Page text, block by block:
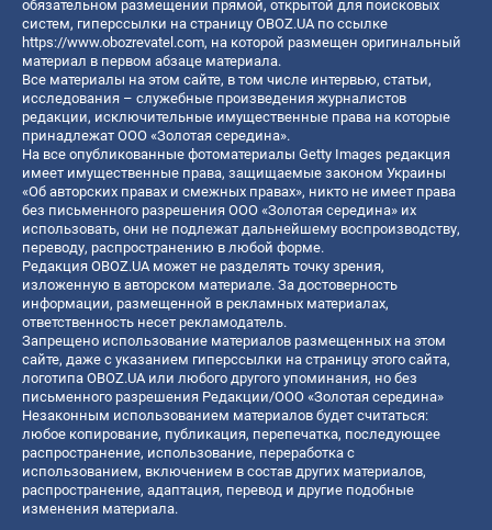
обязательном размещении прямой, открытой для поисковых
систем, гиперссылки на страницу OBOZ.UA по ссылке
https://www.obozrevatel.com, на которой размещен оригинальный
материал в первом абзаце материала.
Все материалы на этом сайте, в том числе интервью, статьи,
исследования – служебные произведения журналистов
редакции, исключительные имущественные права на которые
принадлежат ООО «Золотая середина».
На все опубликованные фотоматериалы Getty Images редакция
имеет имущественные права, защищаемые законом Украины
«Об авторских правах и смежных правах», никто не имеет права
без письменного разрешения ООО «Золотая середина» их
использовать, они не подлежат дальнейшему воспроизводству,
переводу, распространению в любой форме.
Редакция OBOZ.UA может не разделять точку зрения,
изложенную в авторском материале. За достоверность
информации, размещенной в рекламных материалах,
ответственность несет рекламодатель.
Запрещено использование материалов размещенных на этом
сайте, даже с указанием гиперссылки на страницу этого сайта,
логотипа OBOZ.UA или любого другого упоминания, но без
письменного разрешения Редакции/ООО «Золотая середина»
Незаконным использованием материалов будет считаться:
любое копирование, публикация, перепечатка, последующее
распространение, использование, переработка с
использованием, включением в состав других материалов,
распространение, адаптация, перевод и другие подобные
изменения материала.